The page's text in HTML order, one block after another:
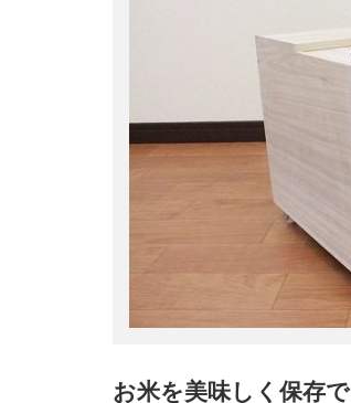
お米を美味しく保存